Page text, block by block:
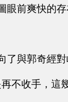
眼前爽快的
了與郭奇經
不收手，這